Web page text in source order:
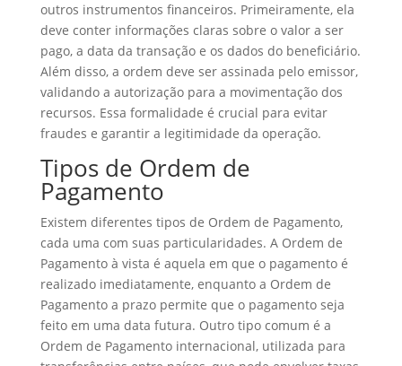
outros instrumentos financeiros. Primeiramente, ela
deve conter informações claras sobre o valor a ser
pago, a data da transação e os dados do beneficiário.
Além disso, a ordem deve ser assinada pelo emissor,
validando a autorização para a movimentação dos
recursos. Essa formalidade é crucial para evitar
fraudes e garantir a legitimidade da operação.
Tipos de Ordem de
Pagamento
Existem diferentes tipos de Ordem de Pagamento,
cada uma com suas particularidades. A Ordem de
Pagamento à vista é aquela em que o pagamento é
realizado imediatamente, enquanto a Ordem de
Pagamento a prazo permite que o pagamento seja
feito em uma data futura. Outro tipo comum é a
Ordem de Pagamento internacional, utilizada para